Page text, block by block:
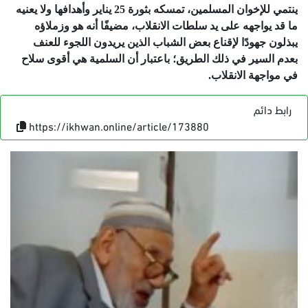
ينتمي للإخوان المسلمين، تمسكه بثورة 25 يناير وأهدافها وﻻ يعنيه
ما قد يواجهه على يد سلطات الانقلاب، مضيفًا أنه هو وزملاؤه
يبذلون جهودًا ﻹقناع بعض الشباب الذين يريدون اللجوء للعنف
بعدم السير في ذلك الطريق؛ باعتبار أن السلمية هي أقوى سلاح
في مواجهة الانقلاب.
رابط دائم
https://ikhwan.online/article/173880